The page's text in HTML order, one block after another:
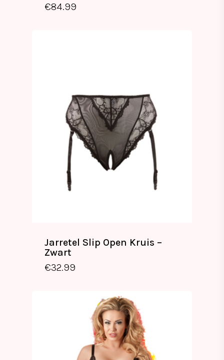
€84.99
Jarretel Slip Open Kruis –
Zwart
€32.99